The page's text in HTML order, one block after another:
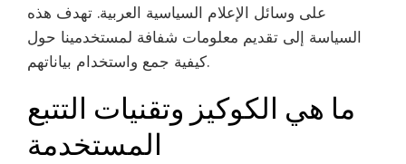
على وسائل الإعلام السياسية العربية. تهدف هذه
السياسة إلى تقديم معلومات شفافة لمستخدمينا حول
كيفية جمع واستخدام بياناتهم.
ما هي الكوكيز وتقنيات التتبع
المستخدمة